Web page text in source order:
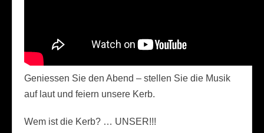
Geniessen Sie den Abend – stellen Sie die Musik
auf laut und feiern unsere Kerb.
Wem ist die Kerb? … UNSER!!!